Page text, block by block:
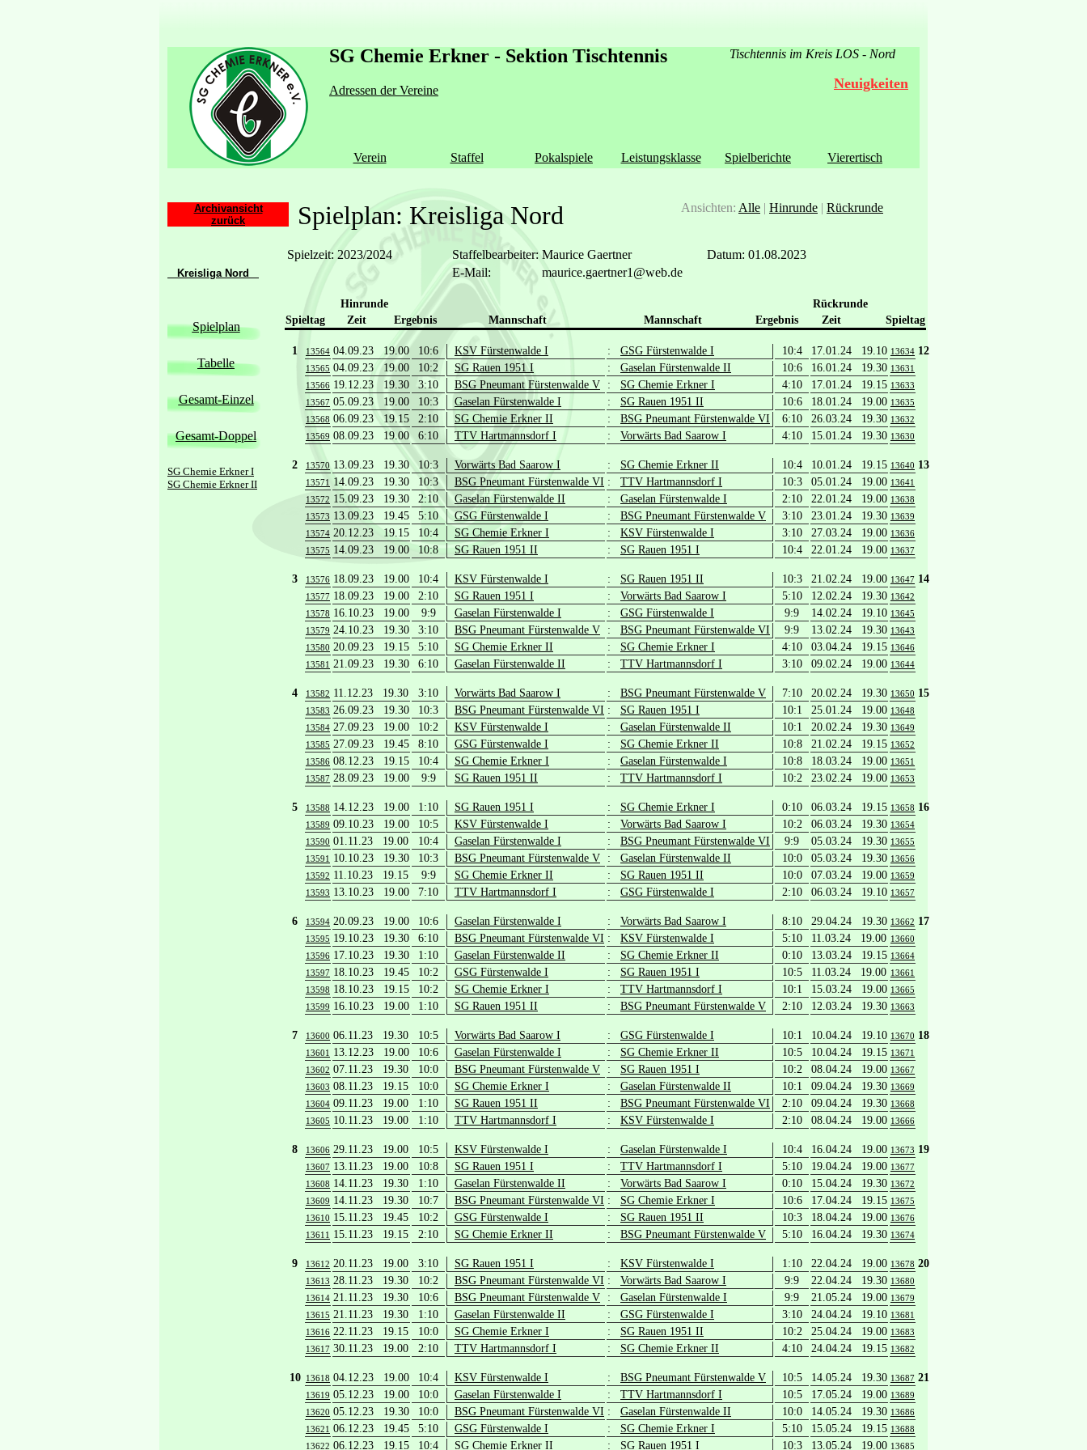
Tischtennis im Kreis LOS - Nord
SG Chemie Erkner - Sektion Tischtennis
Adressen der Vereine
Verein Staffel Pokalspiele Leistungsklasse Spielberichte Vierertisch
Neuigkeiten
Archivansicht
zurück
Kreisliga Nord
Spielplan
Tabelle
Gesamt-Einzel
Gesamt-Doppel
SG Chemie Erkner I
SG Chemie Erkner II
Spielplan: Kreisliga Nord Ansichten: Alle | Hinrunde | Rückrunde
Spielzeit: 2023/2024 Staffelbearbeiter: Maurice Gaertner
Datum: 01.08.2023
E-Mail:
maurice.gaertner1@web.de
Hinrunde
Rückrunde
Spieltag
Zeit Ergebnis Mannschaft Mannschaft Ergebnis Zeit Spieltag
1 13564 04.09.23 19.00 10:6 KSV Fürstenwalde I : GSG Fürstenwalde I 10:4 17.01.24 19.10 13634 12
13565 04.09.23 19.00 10:2 SG Rauen 1951 I : Gaselan Fürstenwalde II 10:6 16.01.24 19.30 13631
13566 19.12.23 19.30 3:10 BSG Pneumant Fürstenwalde V : SG Chemie Erkner I 4:10 17.01.24 19.15 13633
13567 05.09.23 19.00 10:3 Gaselan Fürstenwalde I : SG Rauen 1951 II 10:6 18.01.24 19.00 13635
13568 06.09.23 19.15 2:10 SG Chemie Erkner II : BSG Pneumant Fürstenwalde VI 6:10 26.03.24 19.30 13632
13569 08.09.23 19.00 6:10 TTV Hartmannsdorf I : Vorwärts Bad Saarow I 4:10 15.01.24 19.30 13630
2 13570 13.09.23 19.30 10:3 Vorwärts Bad Saarow I : SG Chemie Erkner II 10:4 10.01.24 19.15 13640 13
13571 14.09.23 19.30 10:3 BSG Pneumant Fürstenwalde VI : TTV Hartmannsdorf I 10:3 05.01.24 19.00 13641
13572 15.09.23 19.30 2:10 Gaselan Fürstenwalde II : Gaselan Fürstenwalde I 2:10 22.01.24 19.00 13638
13573 13.09.23 19.45 5:10 GSG Fürstenwalde I : BSG Pneumant Fürstenwalde V 3:10 23.01.24 19.30 13639
13574 20.12.23 19.15 10:4 SG Chemie Erkner I : KSV Fürstenwalde I 3:10 27.03.24 19.00 13636
13575 14.09.23 19.00 10:8 SG Rauen 1951 II : SG Rauen 1951 I 10:4 22.01.24 19.00 13637
3 13576 18.09.23 19.00 10:4 KSV Fürstenwalde I : SG Rauen 1951 II 10:3 21.02.24 19.00 13647 14
13577 18.09.23 19.00 2:10 SG Rauen 1951 I : Vorwärts Bad Saarow I 5:10 12.02.24 19.30 13642
13578 16.10.23 19.00 9:9 Gaselan Fürstenwalde I : GSG Fürstenwalde I 9:9 14.02.24 19.10 13645
13579 24.10.23 19.30 3:10 BSG Pneumant Fürstenwalde V : BSG Pneumant Fürstenwalde VI 9:9 13.02.24 19.30 13643
13580 20.09.23 19.15 5:10 SG Chemie Erkner II : SG Chemie Erkner I 4:10 03.04.24 19.15 13646
13581 21.09.23 19.30 6:10 Gaselan Fürstenwalde II : TTV Hartmannsdorf I 3:10 09.02.24 19.00 13644
4 13582 11.12.23 19.30 3:10 Vorwärts Bad Saarow I : BSG Pneumant Fürstenwalde V 7:10 20.02.24 19.30 13650 15
13583 26.09.23 19.30 10:3 BSG Pneumant Fürstenwalde VI : SG Rauen 1951 I 10:1 25.01.24 19.00 13648
13584 27.09.23 19.00 10:2 KSV Fürstenwalde I : Gaselan Fürstenwalde II 10:1 20.02.24 19.30 13649
13585 27.09.23 19.45 8:10 GSG Fürstenwalde I : SG Chemie Erkner II 10:8 21.02.24 19.15 13652
13586 08.12.23 19.15 10:4 SG Chemie Erkner I : Gaselan Fürstenwalde I 10:8 18.03.24 19.00 13651
13587 28.09.23 19.00 9:9 SG Rauen 1951 II : TTV Hartmannsdorf I 10:2 23.02.24 19.00 13653
5 13588 14.12.23 19.00 1:10 SG Rauen 1951 I : SG Chemie Erkner I 0:10 06.03.24 19.15 13658 16
13589 09.10.23 19.00 10:5 KSV Fürstenwalde I : Vorwärts Bad Saarow I 10:2 06.03.24 19.30 13654
13590 01.11.23 19.00 10:4 Gaselan Fürstenwalde I : BSG Pneumant Fürstenwalde VI 9:9 05.03.24 19.30 13655
13591 10.10.23 19.30 10:3 BSG Pneumant Fürstenwalde V : Gaselan Fürstenwalde II 10:0 05.03.24 19.30 13656
13592 11.10.23 19.15 9:9 SG Chemie Erkner II : SG Rauen 1951 II 10:0 07.03.24 19.00 13659
13593 13.10.23 19.00 7:10 TTV Hartmannsdorf I : GSG Fürstenwalde I 2:10 06.03.24 19.10 13657
6 13594 20.09.23 19.00 10:6 Gaselan Fürstenwalde I : Vorwärts Bad Saarow I 8:10 29.04.24 19.30 13662 17
13595 19.10.23 19.30 6:10 BSG Pneumant Fürstenwalde VI : KSV Fürstenwalde I 5:10 11.03.24 19.00 13660
13596 17.10.23 19.30 1:10 Gaselan Fürstenwalde II : SG Chemie Erkner II 0:10 13.03.24 19.15 13664
13597 18.10.23 19.45 10:2 GSG Fürstenwalde I : SG Rauen 1951 I 10:5 11.03.24 19.00 13661
13598 18.10.23 19.15 10:2 SG Chemie Erkner I : TTV Hartmannsdorf I 10:1 15.03.24 19.00 13665
13599 16.10.23 19.00 1:10 SG Rauen 1951 II : BSG Pneumant Fürstenwalde V 2:10 12.03.24 19.30 13663
7 13600 06.11.23 19.30 10:5 Vorwärts Bad Saarow I : GSG Fürstenwalde I 10:1 10.04.24 19.10 13670 18
13601 13.12.23 19.00 10:6 Gaselan Fürstenwalde I : SG Chemie Erkner II 10:5 10.04.24 19.15 13671
13602 07.11.23 19.30 10:0 BSG Pneumant Fürstenwalde V : SG Rauen 1951 I 10:2 08.04.24 19.00 13667
13603 08.11.23 19.15 10:0 SG Chemie Erkner I : Gaselan Fürstenwalde II 10:1 09.04.24 19.30 13669
13604 09.11.23 19.00 1:10 SG Rauen 1951 II : BSG Pneumant Fürstenwalde VI 2:10 09.04.24 19.30 13668
13605 10.11.23 19.00 1:10 TTV Hartmannsdorf I : KSV Fürstenwalde I 2:10 08.04.24 19.00 13666
8 13606 29.11.23 19.00 10:5 KSV Fürstenwalde I : Gaselan Fürstenwalde I 10:4 16.04.24 19.00 13673 19
13607 13.11.23 19.00 10:8 SG Rauen 1951 I : TTV Hartmannsdorf I 5:10 19.04.24 19.00 13677
13608 14.11.23 19.30 1:10 Gaselan Fürstenwalde II : Vorwärts Bad Saarow I 0:10 15.04.24 19.30 13672
13609 14.11.23 19.30 10:7 BSG Pneumant Fürstenwalde VI : SG Chemie Erkner I 10:6 17.04.24 19.15 13675
13610 15.11.23 19.45 10:2 GSG Fürstenwalde I : SG Rauen 1951 II 10:3 18.04.24 19.00 13676
13611 15.11.23 19.15 2:10 SG Chemie Erkner II : BSG Pneumant Fürstenwalde V 5:10 16.04.24 19.30 13674
9 13612 20.11.23 19.00 3:10 SG Rauen 1951 I : KSV Fürstenwalde I 1:10 22.04.24 19.00 13678 20
13613 28.11.23 19.30 10:2 BSG Pneumant Fürstenwalde VI : Vorwärts Bad Saarow I 9:9 22.04.24 19.30 13680
13614 21.11.23 19.30 10:6 BSG Pneumant Fürstenwalde V : Gaselan Fürstenwalde I 9:9 21.05.24 19.00 13679
13615 21.11.23 19.30 1:10 Gaselan Fürstenwalde II : GSG Fürstenwalde I 3:10 24.04.24 19.10 13681
13616 22.11.23 19.15 10:0 SG Chemie Erkner I : SG Rauen 1951 II 10:2 25.04.24 19.00 13683
13617 30.11.23 19.00 2:10 TTV Hartmannsdorf I : SG Chemie Erkner II 4:10 24.04.24 19.15 13682
10 13618 04.12.23 19.00 10:4 KSV Fürstenwalde I : BSG Pneumant Fürstenwalde V 10:5 14.05.24 19.30 13687 21
13619 05.12.23 19.00 10:0 Gaselan Fürstenwalde I : TTV Hartmannsdorf I 10:5 17.05.24 19.00 13689
13620 05.12.23 19.30 10:0 BSG Pneumant Fürstenwalde VI : Gaselan Fürstenwalde II 10:0 14.05.24 19.30 13686
13621 06.12.23 19.45 5:10 GSG Fürstenwalde I : SG Chemie Erkner I 5:10 15.05.24 19.15 13688
13622 06.12.23 19.15 10:4 SG Chemie Erkner II : SG Rauen 1951 I 10:3 13.05.24 19.00 13685